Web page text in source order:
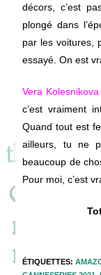
décors, c’est
plongé dans
par les voitures,
essayé. On est
Vera Kolesnikova
c’est vraiment
Quand tout est
ailleurs, tu ne
beaucoup de
Pour moi, c’est
ÉTIQUETTES: